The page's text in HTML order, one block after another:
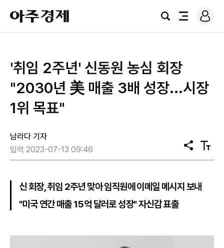
아
주
경
검
전
로
그
'취임 2주년' 신동원 농심 회장
"2030년 美 매출 3배 성장...시장
1위 목표"
남라다 기자
입력 2023-07-13 09:46
공
유
텍
스
신 회장, 취임 2주년 맞아 임직원에 이메일 메시지 보내
"미국 연간 매출 15억 달러로 성장" 자신감 표출